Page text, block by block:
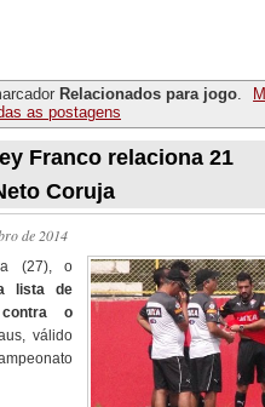
Relacionados para jogo.
as postagens
Franco relaciona 21
Coruja
de 2014
(27), o
lista de
o
válido